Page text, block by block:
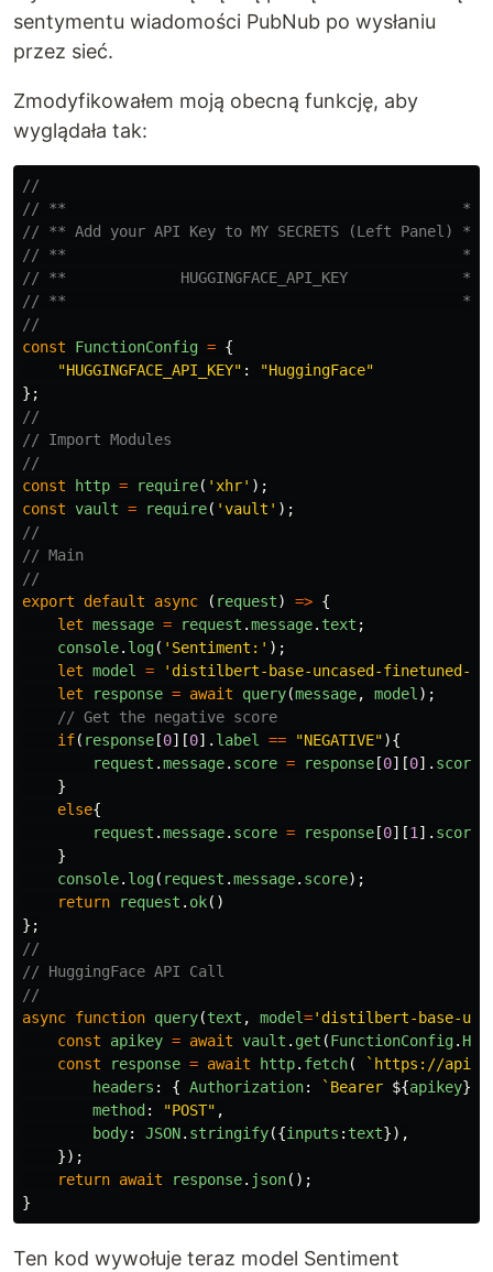
sentymentu wiadomości PubNub po wysłaniu
przez sieć.
Zmodyfikowałem moją obecną funkcję, aby
wyglądała tak:
//
// **                                             **
// ** Add your API Key to MY SECRETS (Left Panel) **
// **                                             **
// **             HUGGINGFACE_API_KEY             **
// **                                             **
//
const
FunctionConfig = {
"HUGGINGFACE_API_KEY" : "HuggingFace"
};
//
// Import Modules
//
const
http = require( ' xhr' );
const vault = require( 'vault ' );
//
// Main
//
export
default async ( request) => {
let message = request .message. text ;
console. log( ' Sentiment: ' );
let model = ' distilbert-base-uncased-finetuned-
let
response = await query(message, model );
// Get the negative score
if( response [0][0]. label == "NEGATIVE"){
request .message. score = response [0][0]. score
}
else{
request .message. score = response [0][1 ]. score
}
console. log( request .message. score);
return
request . ok()
};
//
// HuggingFace API Call
//
async function query(text , model=' distilbert-base-
const
apikey = await vault . get (FunctionConfig.
const
response = await http. fetch(
`https://api-
headers : { Authorization: `Bearer ${apikey}
method : "POST" ,
body: JSON. stringify({inputs : text}),
});
return await response. json();
}
Ten kod wywołuje teraz model Sentiment